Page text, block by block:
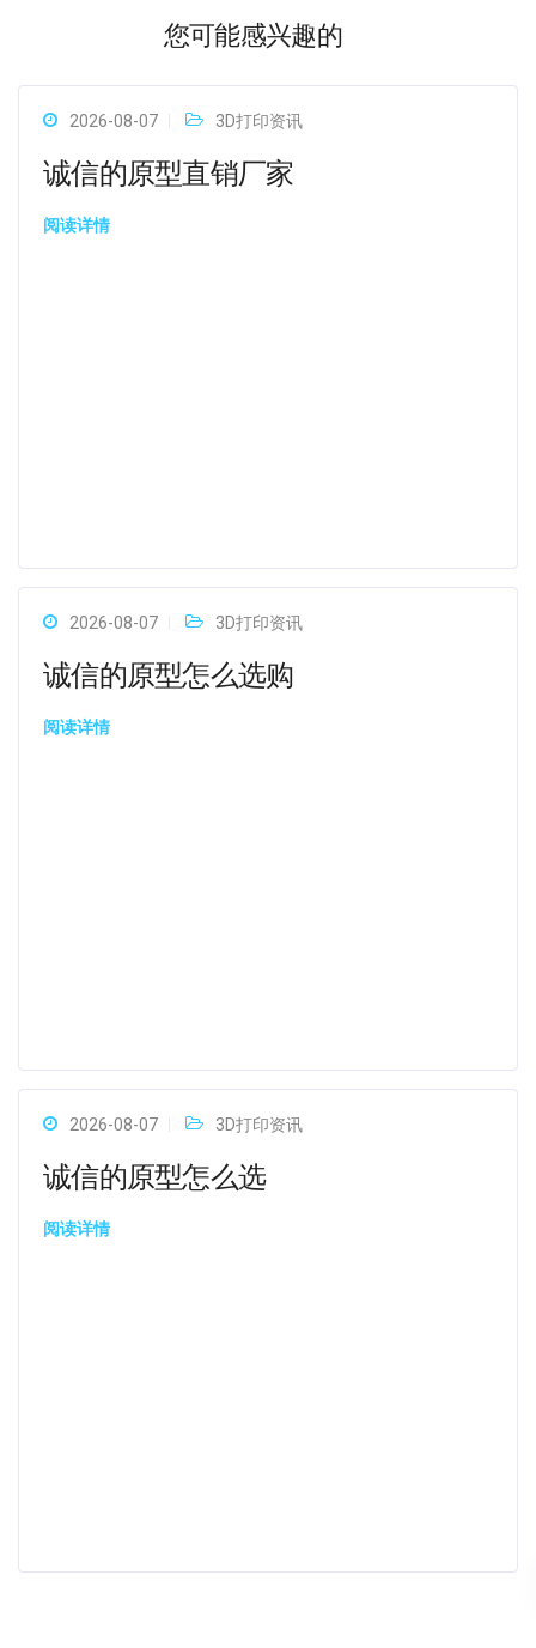
您可能感兴趣的
2026-08-07 3D打印资讯
诚信的原型直销厂家
阅读详情
2026-08-07 3D打印资讯
诚信的原型怎么选购
阅读详情
2026-08-07 3D打印资讯
诚信的原型怎么选
阅读详情